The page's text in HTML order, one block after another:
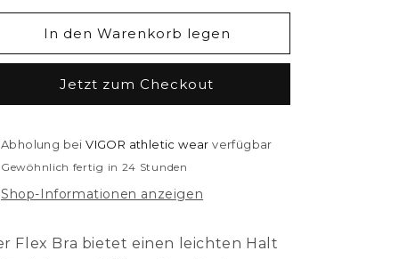
In den Warenkorb legen
Jetzt zum Checkout
Abholung beiVIGOR athletic wear verfügbar
Gewöhnlich fertig in 24 Stunden
Shop-Informationen anzeigen
Flex Bra bietet einen leichten Halt